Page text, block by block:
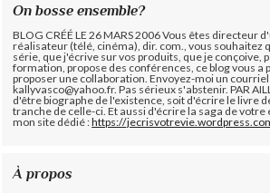
On bosse ensemble?
BLOG CRÉÉ LE 26 MARS 2006 Vous êtes directeur
réalisateur (télé, cinéma), dir. com., vous souhaitez
série, que j'écrive sur vos produits, que je conçoive,
formation, propose des conférences, ce blog vous a
proposer une collaboration. Envoyez-moi un
kallyvasco@yahoo.fr. Pas sérieux s'abstenir. PAR
d'être biographe de l'existence, soit d'écrire le livre
tranche de celle-ci. Et aussi d'écrire la saga de
mon site dédié :https://
À propos